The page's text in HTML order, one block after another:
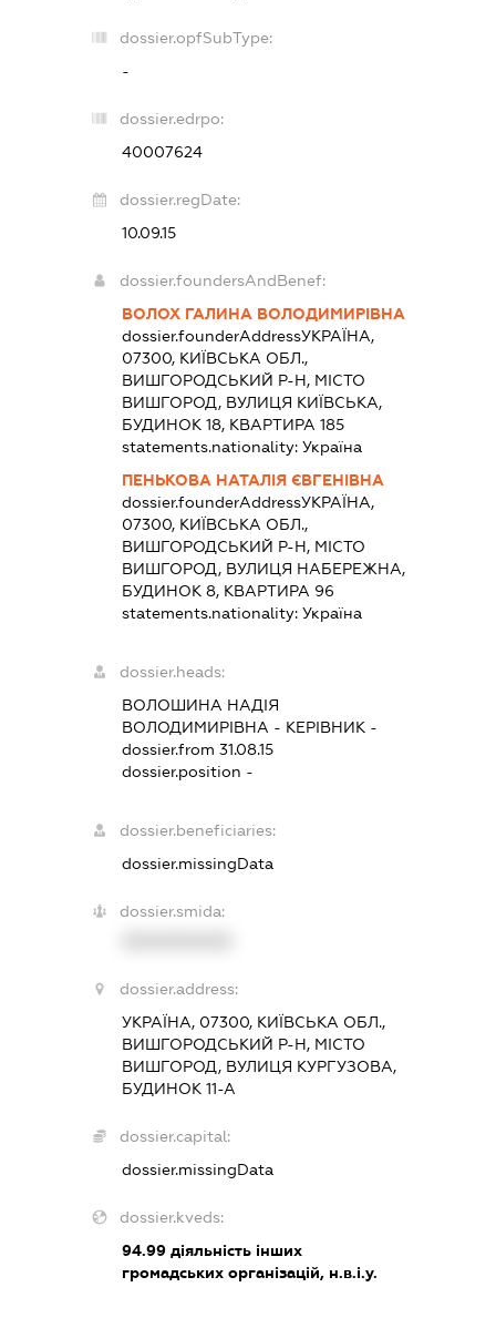
dossier.opfSubType:
-
dossier.edrpo:
40007624
dossier.regDate:
10.09.15
dossier.foundersAndBenef:
ВОЛОХ ГАЛИНА ВОЛОДИМИРІВНА
dossier.founderAddressУКРАЇНА,
07300, КИЇВСЬКА ОБЛ.,
ВИШГОРОДСЬКИЙ Р-Н, МІСТО
ВИШГОРОД, ВУЛИЦЯ КИЇВСЬКА,
БУДИНОК 18, КВАРТИРА 185
statements.nationality: Україна
ПЕНЬКОВА НАТАЛІЯ ЄВГЕНІВНА
dossier.founderAddressУКРАЇНА,
07300, КИЇВСЬКА ОБЛ.,
ВИШГОРОДСЬКИЙ Р-Н, МІСТО
ВИШГОРОД, ВУЛИЦЯ НАБЕРЕЖНА,
БУДИНОК 8, КВАРТИРА 96
statements.nationality: Україна
dossier.heads:
ВОЛОШИНА НАДІЯ
ВОЛОДИМИРІВНА - КЕРІВНИК -
dossier.from 31.08.15
dossier.position -
dossier.beneficiaries:
dossier.missingData
dossier.smida:
dossier.address:
УКРАЇНА, 07300, КИЇВСЬКА ОБЛ.,
ВИШГОРОДСЬКИЙ Р-Н, МІСТО
ВИШГОРОД, ВУЛИЦЯ КУРГУЗОВА,
БУДИНОК 11-А
dossier.capital:
dossier.missingData
dossier.kveds:
94.99діяльність інших
громадських організацій, н.в.і.у.